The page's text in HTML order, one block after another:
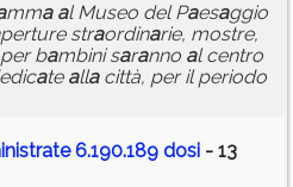
mma al Museo del Paesaggio
perture straordinarie, mostre,
bambini saranno al centro
ate allacittà, per il periodo
ate 6.190.189 dosi - 13